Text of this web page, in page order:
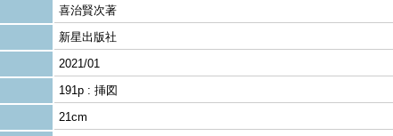
喜治賢次著
新星出版社
2021/01
191p : 挿図
21cm